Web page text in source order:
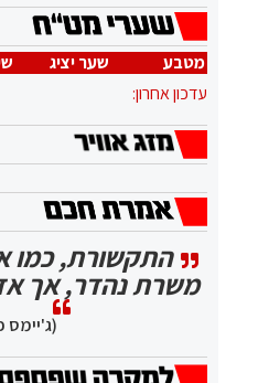
מטבע שער יציג
עדכון אחרון:
התקשורת, כמו
משרת נהדר, אך
(ג'יימס